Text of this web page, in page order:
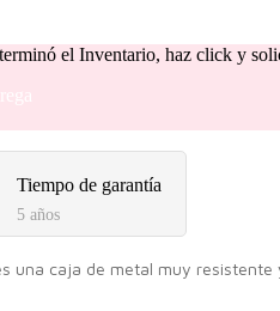
el Inventario, haz click y
Tiempo de garantía
5 años
una caja de metal muy